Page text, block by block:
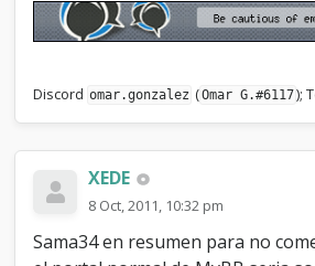
Discord omar.gonzalez (Omar G.#6117);
XEDE
8 Oct, 2011, 10:32 pm
Sama34 en resumen para no